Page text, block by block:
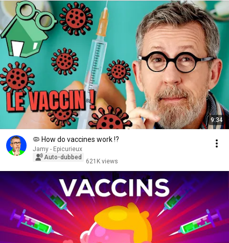
9:34
🦠 How do vaccines work !?
Jamy - Epicurieux
Auto-dubbed
621K views